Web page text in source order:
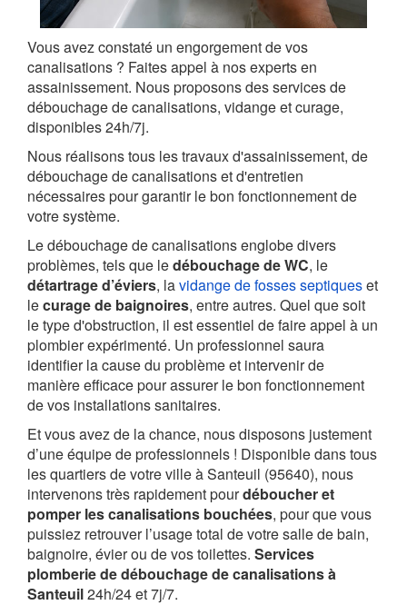
Vous avez constaté un engorgement de vos
canalisations ? Faites appel à nos experts en
assainissement. Nous proposons des services de
débouchage de canalisations, vidange et curage,
disponibles 24h/7j.
Nous réalisons tous les travaux d'assainissement, de
débouchage de canalisations et d'entretien
nécessaires pour garantir le bon fonctionnement de
votre système.
Le débouchage de canalisations englobe divers
problèmes, tels que ledébouchage de WC, le
détartrage d’éviers, lavidange de fosses septiqueset
lecurage de baignoires, entre autres. Quel que soit
le type d'obstruction, il est essentiel de faire appel à un
plombier expérimenté. Un professionnel saura
identifier la cause du problème et intervenir de
manière efficace pour assurer le bon fonctionnement
de vos installations sanitaires.
Et vous avez de la chance, nous disposons justement
d’une équipe de professionnels ! Disponible dans tous
les quartiers de votre ville à Santeuil (95640), nous
intervenons très rapidement pourdéboucher et
pomper les canalisations bouchées, pour que vous
puissiez retrouver l’usage total de votre salle de bain,
baignoire, évier ou de vos toilettes. Services
plomberie de débouchage de canalisations à
Santeuil24h/24 et 7j/7.